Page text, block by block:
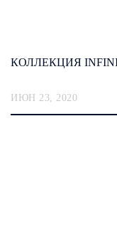
КОЛЛЕКЦИЯ
ИЮН 23, 2020